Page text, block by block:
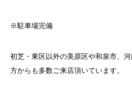
※駐車場完備
初芝・東区以外の美原区や和泉市、
方からも多数ご来店頂いています。